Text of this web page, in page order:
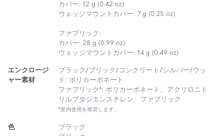
カバー: 12 g (0.42 oz)
ウェッジマウントカバー: 7 g (0.25 oz)
ファブリック:
カバー: 28 g (0.99 oz)
ウェッジマウントカバー: 14 g (0.49 oz)
エンクロージ
ャー素材
ブラック/ブリック/コンクリート/シルバー/ウッ
ド: ポリカーボネート
ファブリック*: ポリカーボネート、アクリロニト
リルブタジエンスチレン、ファブリック
*室内使用を推奨します。
色
ブラック